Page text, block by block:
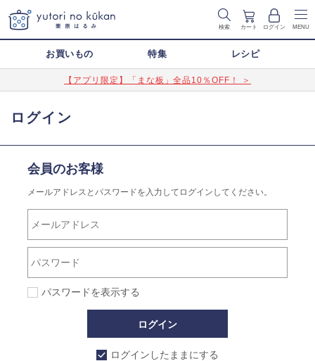
検索 カート ログイン MENU
お買いもの 特集 レシピ
【アプリ限定】「まな板」全品10％OFF！ ＞
ログイン
会員のお客様
メールアドレスとパスワードを入力してログインしてください。
パスワードを表示する
ログインしたままにする